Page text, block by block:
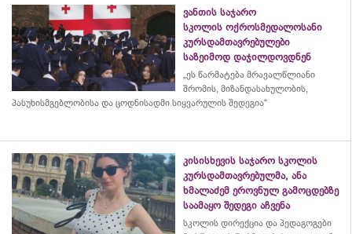
ვანთის საჯარო
სკოლის ოქროსმედალოსანი
კურსდამთავრებულები
საზეიმოდ დაჯილდოვდნენ
„ეს წარმატება მრავალწლიანი
შრომის, მიზანდასახულობის,
პასუხისმგებლობისა და ცოდნისადმი სიყვარულის შედეგია“
კისისხევის საჯარო სკოლის
კურსდამთავრებულმა, ანა
ხმალაძემ ეროვნულ გამოცდებზე
საამაყო შედეგი აჩვენა
სკოლის დირექცია და პედაგოგები